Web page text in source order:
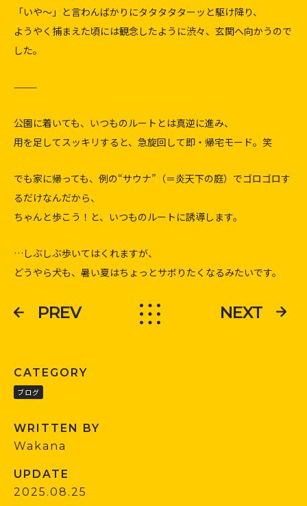
「いや〜」と言わんばかりにタタタタターッと駆け降り、
ようやく捕まえた頃には観念したように渋々、玄関へ向かうので
した。
⸻
公園に着いても、いつものルートとは真逆に進み、
用を足してスッキリすると、急旋回して即・帰宅モード。笑
でも家に帰っても、例の“サウナ”（＝炎天下の庭）でゴロゴロす
るだけなんだから、
ちゃんと歩こう！と、いつものルートに誘導します。
…しぶしぶ歩いてはくれますが、
どうやら犬も、暑い夏はちょっとサボりたくなるみたいです。
PREV NEXT
CATEGORY
ブログ
WRITTEN BY
Wakana
UPDATE
2025.08.25